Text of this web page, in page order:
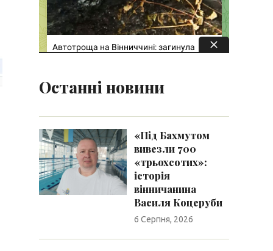
Останні новини
«Під Бахмутом
вивезли 700
«трьохсотих»:
історія
вінничанина
Василя Коцеруби
6 Серпня, 2026